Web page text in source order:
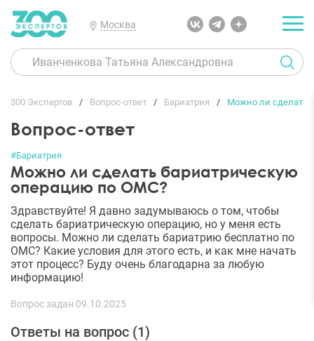
Москва
300 Экспертов Вопрос-ответ Бариатрия Можно ли сделать
Вопрос-ответ
#Бариатрия
Можно ли сделать бариатрическую
операцию по ОМС?
Здравствуйте! Я давно задумываюсь о том, чтобы
сделать бариатрическую операцию, но у меня есть
вопросы. Можно ли сделать бариатрию бесплатно по
ОМС? Какие условия для этого есть, и как мне начать
этот процесс? Буду очень благодарна за любую
информацию!
Вопрос задан 09.10.2025
Ответы на вопрос (1)